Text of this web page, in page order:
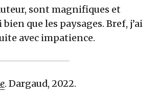
sont magnifiques et
que les paysages. Bref, j’ai
avec impatience.
. Dargaud, 2022.